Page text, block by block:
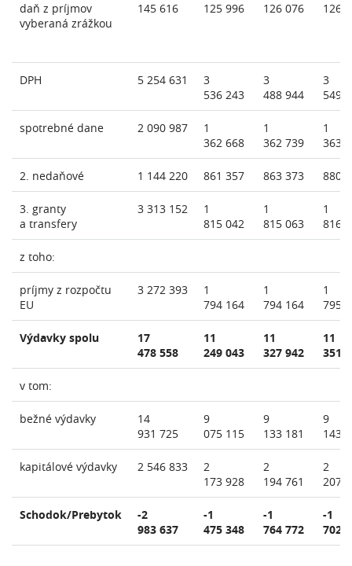
daň z príjmov
vyberaná zrážkou
145 616 125 996 126 076 126
DPH 5 254 631
3
536 243
3
488 944
3
549
spotrebné dane 2 090 987
1
362 668
1
362 739
1
363
2. nedaňové 1 144 220 861 357 863 373 880
3. granty
a transfery
3 313 152
1
815 042
1
815 063
1
816
z toho:
príjmy z rozpočtu
EU
3 272 393
1
794 164
1
794 164
1
795
Výdavky spolu
17
478 558
11
249 043
11
327 942
11
351
v tom:
bežné výdavky
14
931 725
9
075 115
9
133 181
9
143
kapitálové výdavky 2 546 833
2
173 928
2
194 761
2
207
Schodok/Prebytok
-2
983 637
-1
475 348
-1
764 772
-1
702